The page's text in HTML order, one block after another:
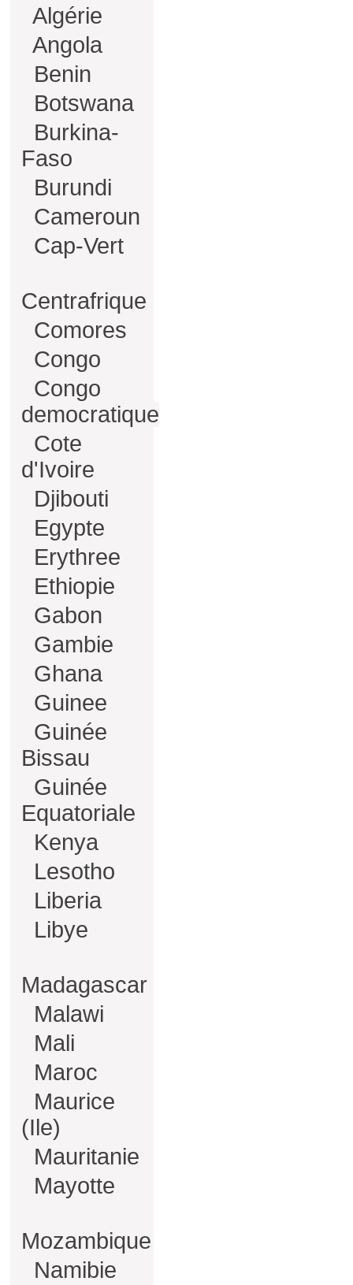
Algérie
Angola
Benin
Botswana
Burkina-
Faso
Burundi
Cameroun
Cap-Vert
Centrafrique
Comores
Congo
Congo
democratique
Cote
d'Ivoire
Djibouti
Egypte
Erythree
Ethiopie
Gabon
Gambie
Ghana
Guinee
Guinée
Bissau
Guinée
Equatoriale
Kenya
Lesotho
Liberia
Libye
Madagascar
Malawi
Mali
Maroc
Maurice
(Ile)
Mauritanie
Mayotte
Mozambique
Namibie